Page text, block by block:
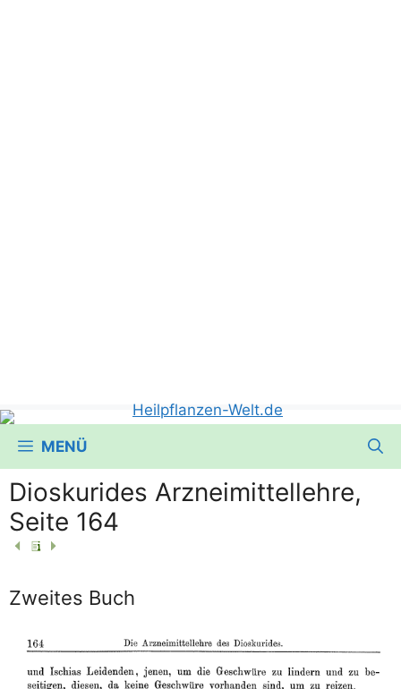
MENÜ
Dioskurides Arzneimittellehre,
Seite 164
Zweites Buch